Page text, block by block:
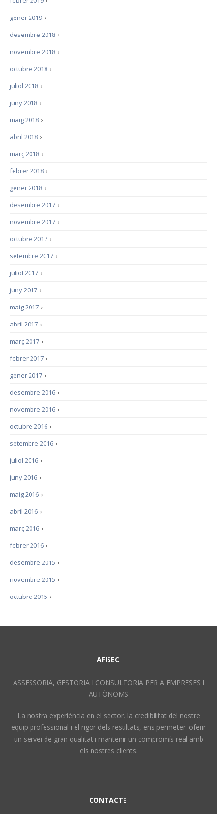
›
gener 2019
›
desembre 2018
›
novembre 2018
›
octubre 2018
›
juliol 2018
›
juny 2018
›
maig 2018
›
abril 2018
›
març 2018
›
febrer 2018
›
gener 2018
›
desembre 2017
›
novembre 2017
›
octubre 2017
›
setembre 2017
›
juliol 2017
›
juny 2017
›
maig 2017
›
abril 2017
›
març 2017
›
febrer 2017
›
gener 2017
›
desembre 2016
›
novembre 2016
›
octubre 2016
›
setembre 2016
›
juliol 2016
›
juny 2016
›
maig 2016
›
abril 2016
›
març 2016
›
febrer 2016
›
desembre 2015
›
novembre 2015
›
octubre 2015
AFISEC
ASSESSORIA, GESTORIA I CONSULTORIA PER A EMPRESES I
AUTÒNOMS
La nostra experiència en el sector, la credibilitat del nostre
equip professional i el rigor dels resultats, ens permeten oferir
un servei de gran qualitat i mantenir un compromís real amb
els nostres clients.
CONTACTE